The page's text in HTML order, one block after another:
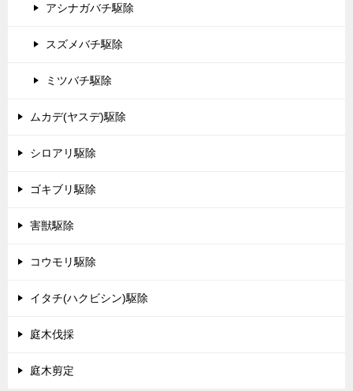
アシナガバチ駆除
スズメバチ駆除
ミツバチ駆除
ムカデ(ヤスデ)駆除
シロアリ駆除
ゴキブリ駆除
害獣駆除
コウモリ駆除
イタチ(ハクビシン)駆除
庭木伐採
庭木剪定